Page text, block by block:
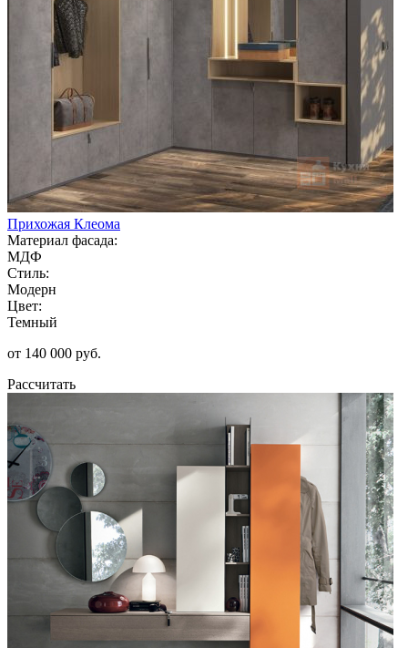
Прихожая Клеома
Материал фасада:
МДФ
Стиль:
Модерн
Цвет:
Темный
от 140 000 руб.
Рассчитать